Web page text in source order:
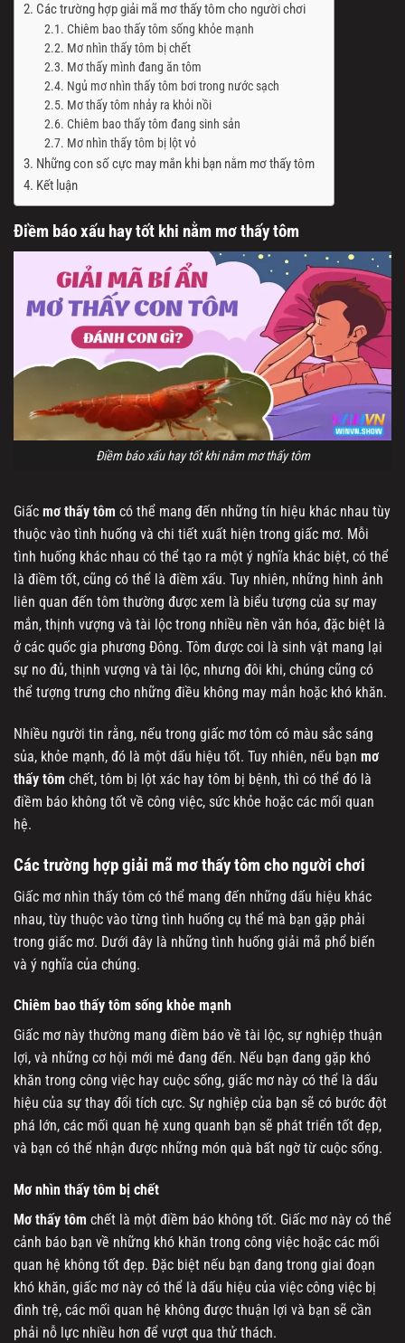
Các trường hợp giải mã mơ thấy tôm cho người chơi
Chiêm bao thấy tôm sống khỏe mạnh
Mơ nhìn thấy tôm bị chết
Mơ thấy mình đang ăn tôm
Ngủ mơ nhìn thấy tôm bơi trong nước sạch
Mơ thấy tôm nhảy ra khỏi nồi
Chiêm bao thấy tôm đang sinh sản
Mơ nhìn thấy tôm bị lột vỏ
Những con số cực may mắn khi bạn nằm mơ thấy tôm
Kết luận
Điềm báo xấu hay tốt khi nằm mơ thấy tôm
Điềm báo xấu hay tốt khi nằm mơ thấy tôm
Giấc mơ thấy tôm có thể mang đến những tín hiệu khác nhau tùy
thuộc vào tình huống và chi tiết xuất hiện trong giấc mơ. Mỗi
tình huống khác nhau có thể tạo ra một ý nghĩa khác biệt, có thể
là điềm tốt, cũng có thể là điềm xấu. Tuy nhiên, những hình ảnh
liên quan đến tôm thường được xem là biểu tượng của sự may
mắn, thịnh vượng và tài lộc trong nhiều nền văn hóa, đặc biệt là
ở các quốc gia phương Đông. Tôm được coi là sinh vật mang lại
sự no đủ, thịnh vượng và tài lộc, nhưng đôi khi, chúng cũng có
thể tượng trưng cho những điều không may mắn hoặc khó khăn.
Nhiều người tin rằng, nếu trong giấc mơ tôm có màu sắc sáng
sủa, khỏe mạnh, đó là một dấu hiệu tốt. Tuy nhiên, nếu bạn mơ
thấy tôm chết, tôm bị lột xác hay tôm bị bệnh, thì có thể đó là
điềm báo không tốt về công việc, sức khỏe hoặc các mối quan
hệ.
Các trường hợp giải mã mơ thấy tôm cho người chơi
Giấc mơ nhìn thấy tôm có thể mang đến những dấu hiệu khác
nhau, tùy thuộc vào từng tình huống cụ thể mà bạn gặp phải
trong giấc mơ. Dưới đây là những tình huống giải mã phổ biến
và ý nghĩa của chúng.
Chiêm bao thấy tôm sống khỏe mạnh
Giấc mơ này thường mang điềm báo về tài lộc, sự nghiệp thuận
lợi, và những cơ hội mới mẻ đang đến. Nếu bạn đang gặp khó
khăn trong công việc hay cuộc sống, giấc mơ này có thể là dấu
hiệu của sự thay đổi tích cực. Sự nghiệp của bạn sẽ có bước đột
phá lớn, các mối quan hệ xung quanh bạn sẽ phát triển tốt đẹp,
và bạn có thể nhận được những món quà bất ngờ từ cuộc sống.
Mơ nhìn thấy tôm bị chết
Mơ thấy tôm chết là một điềm báo không tốt. Giấc mơ này có thể
cảnh báo bạn về những khó khăn trong công việc hoặc các mối
quan hệ không tốt đẹp. Đặc biệt nếu bạn đang trong giai đoạn
khó khăn, giấc mơ này có thể là dấu hiệu của việc công việc bị
đình trệ, các mối quan hệ không được thuận lợi và bạn sẽ cần
phải nỗ lực nhiều hơn để vượt qua thử thách.